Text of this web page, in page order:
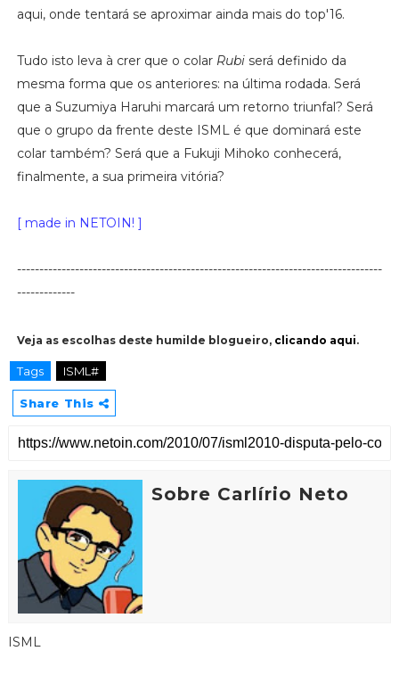
aqui, onde tentará se aproximar ainda mais do top'16.
Tudo isto leva à crer que o colar Rubiserá definido da
mesma forma que os anteriores: na última rodada. Será
que a Suzumiya Haruhi marcará um retorno triunfal? Será
que o grupo da frente deste ISML é que dominará este
colar também? Será que a Fukuji Mihoko conhecerá,
finalmente, a sua primeira vitória?
[ made in NETOIN! ]
----------------------------------------------------------------------------------
-------------
Veja as escolhas deste humilde blogueiro, clicando aqui.
Tags ISML#
Share This
Sobre Carlírio Neto
ISML